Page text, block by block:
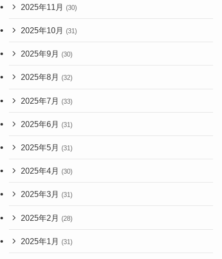
2025年11月 (30)
2025年10月 (31)
2025年9月 (30)
2025年8月 (32)
2025年7月 (33)
2025年6月 (31)
2025年5月 (31)
2025年4月 (30)
2025年3月 (31)
2025年2月 (28)
2025年1月 (31)